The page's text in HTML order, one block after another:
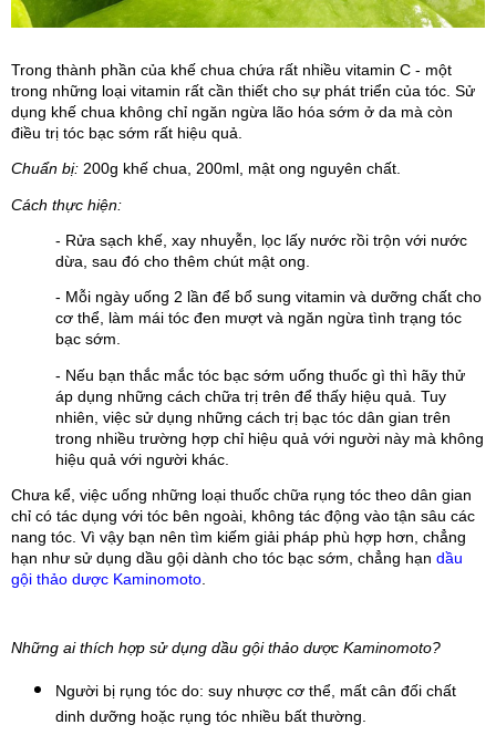
Trong thành phần của khế chua chứa rất nhiều vitamin C - một
trong những loại vitamin rất cần thiết cho sự phát triển của tóc. Sử
dụng khế chua không chỉ ngăn ngừa lão hóa sớm ở da mà còn
điều trị tóc bạc sớm rất hiệu quả.
Chuẩn bị: 200g khế chua, 200ml, mật ong nguyên chất.
Cách thực hiện:
- Rửa sạch khế, xay nhuyễn, lọc lấy nước rồi trộn với nước
dừa, sau đó cho thêm chút mật ong.
- Mỗi ngày uống 2 lần để bổ sung vitamin và dưỡng chất cho
cơ thể, làm mái tóc đen mượt và ngăn ngừa tình trạng tóc
bạc sớm.
- Nếu bạn thắc mắc tóc bạc sớm uống thuốc gì thì hãy thử
áp dụng những cách chữa trị trên để thấy hiệu quả. Tuy
nhiên, việc sử dụng những cách trị bạc tóc dân gian trên
trong nhiều trường hợp chỉ hiệu quả với người này mà không
hiệu quả với người khác.
Chưa kể, việc uống những loại thuốc chữa rụng tóc theo dân gian
chỉ có tác dụng với tóc bên ngoài, không tác động vào tận sâu các
nang tóc. Vì vậy bạn nên tìm kiếm giải pháp phù hợp hơn, chẳng
hạn như sử dụng dầu gội dành cho tóc bạc sớm, chẳng hạn dầu
gội thảo dược Kaminomoto
Những ai thích hợp sử dụng dầu gội thảo dược Kaminomoto?
Người bị rụng tóc do: suy nhược cơ thể, mất cân đối chất
dinh dưỡng hoặc rụng tóc nhiều bất thường.